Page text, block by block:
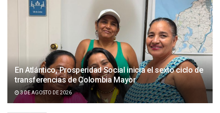
En Atlántico, Prosperidad Social inicia el sexto ciclo de
transferencias de Colombia Mayor
3 DE AGOSTO DE 2026